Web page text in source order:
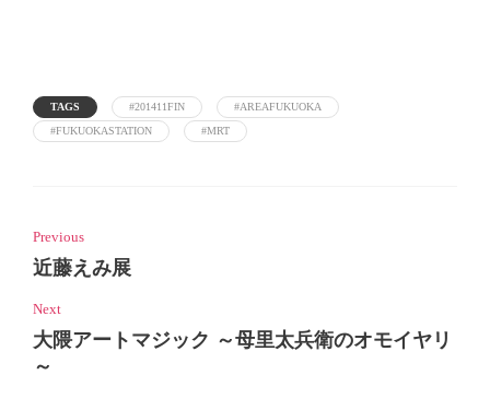
TAGS #201411FIN
#AREAFUKUOKA
#FUKUOKASTATION
#MRT
Previous
近藤えみ展
Next
大隈アートマジック ～母里太兵衛のオモイヤリ
～